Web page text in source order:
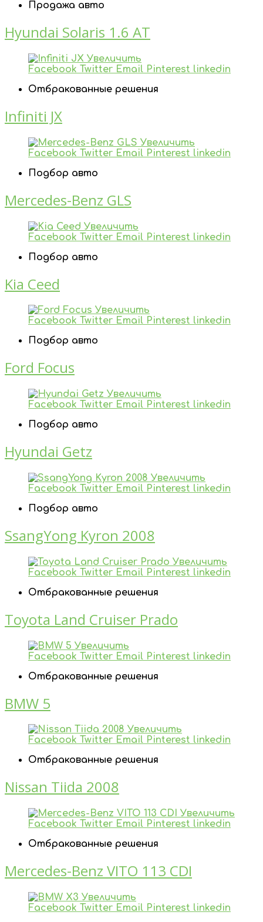
Продажа авто
Hyundai Solaris 1.6 AT
Увеличить
Facebook Twitter Email Pinterest linkedin
Отбракованные решения
Infiniti JX
Увеличить
Facebook Twitter Email Pinterest linkedin
Подбор авто
Mercedes-Benz GLS
Увеличить
Facebook Twitter Email Pinterest linkedin
Подбор авто
Kia Ceed
Увеличить
Facebook Twitter Email Pinterest linkedin
Подбор авто
Ford Focus
Увеличить
Facebook Twitter Email Pinterest linkedin
Подбор авто
Hyundai Getz
Увеличить
Facebook Twitter Email Pinterest linkedin
Подбор авто
SsangYong Kyron 2008
Увеличить
Facebook Twitter Email Pinterest linkedin
Отбракованные решения
Toyota Land Cruiser Prado
Увеличить
Facebook Twitter Email Pinterest linkedin
Отбракованные решения
BMW 5
Увеличить
Facebook Twitter Email Pinterest linkedin
Отбракованные решения
Nissan Tiida 2008
Увеличить
Facebook Twitter Email Pinterest linkedin
Отбракованные решения
Mercedes-Benz VITO 113 CDI
Увеличить
Facebook Twitter Email Pinterest linkedin